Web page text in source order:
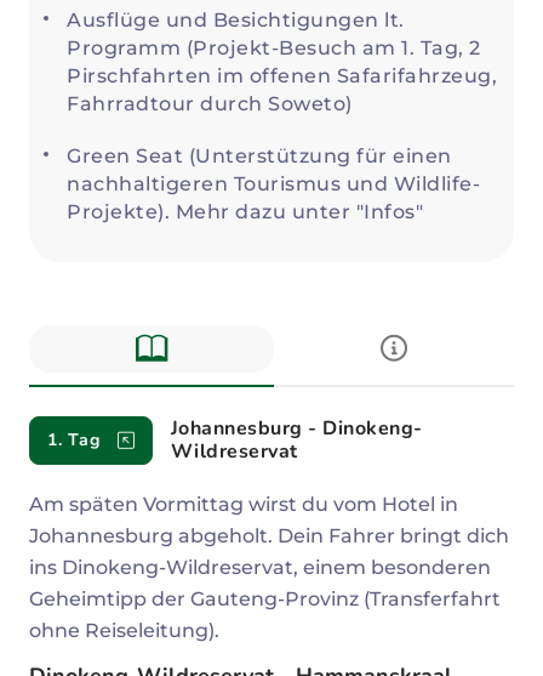
Ausflüge und Besichtigungen lt.
Programm (Projekt-Besuch am 1. Tag, 2
Pirschfahrten im offenen Safarifahrzeug,
Fahrradtour durch Soweto)
Green Seat (Unterstützung für einen
nachhaltigeren Tourismus und Wildlife-
Projekte). Mehr dazu unter "Infos"
Beschreibung
1. Tag
Johannesburg - Dinokeng-
Wildreservat
Am späten Vormittag wirst du vom Hotel in
Johannesburg abgeholt. Dein Fahrer bringt dich
ins Dinokeng-Wildreservat, einem besonderen
Geheimtipp der Gauteng-Provinz (Transferfahrt
ohne Reiseleitung).